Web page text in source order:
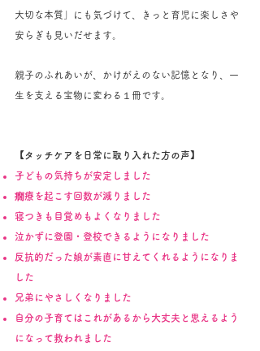
大切な本質」にも気づけて、きっと育児に楽しさや
安らぎも見いだせます。
親子のふれあいが、かけがえのない記憶となり、一
生を支える宝物に変わる１冊です。
【タッチケアを日常に取り入れた方の声】
子どもの気持ちが安定しました
癇療を起こす回数が減りました
寝つきも目覚めもよくなりました
泣かずに登園・登校できるようになりました
反抗的だった娘が素直に甘えてくれるようになりま
した
兄弟にやさしくなりました
自分の子育てはこれがあるから大丈夫と思えるよう
になって救われました